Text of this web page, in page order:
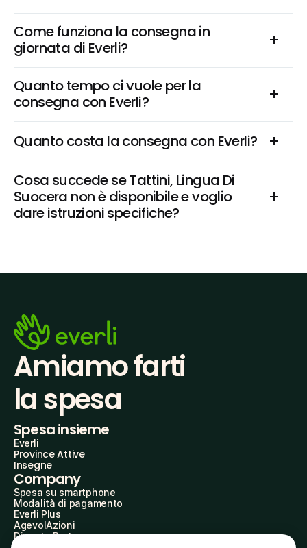
Come funziona la consegna in
giornata di Everli?
Quanto tempo ci vuole per la
consegna con Everli?
Quanto costa la consegna con Everli?
Cosa succede se Tattini, Lingua Di
Suocera non è disponibile e voglio
dare istruzioni specifiche?
Amiamo farti
la spesa
Spesa insieme
Everli
Province Attive
Insegne
Company
Spesa su smartphone
Modalità di pagamento
Everli Plus
AgevolAzioni
Diventa Partner